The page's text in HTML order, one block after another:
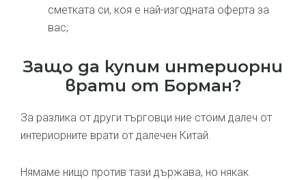
сметката си, коя е най-изгодната оферта за
вас;
Защо да купим интериорни
врати от Борман?
За разлика от други търговци ние стоим далеч от
интериорните врати от далечен Китай.
Нямаме нищо против тази държава, но някак